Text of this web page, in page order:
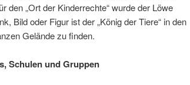
den „Ort der Kinderrechte“ wurde der Löwe
Bild oder Figur ist der „König der Tiere“ in den
Gelände zu finden.
Schulen und Gruppen